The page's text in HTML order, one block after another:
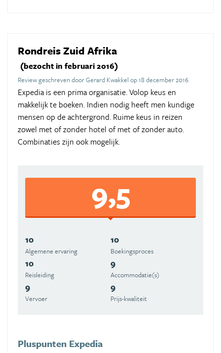
Rondreis Zuid Afrika
(bezocht in februari 2016)
Review geschreven door Gerard Kwakkel op 18 december 2016
Expedia is een prima organisatie. Volop keus en
makkelijk te boeken. Indien nodig heeft men kundige
mensen op de achtergrond. Ruime keus in reizen
zowel met of zonder hotel of met of zonder auto.
Combinaties zijn ook mogelijk.
9,5
10
Algemene ervaring
10
Boekingsproces
10
Reisleiding
9
Accommodatie(s)
9
Vervoer
9
Prijs-kwaliteit
Pluspunten Expedia